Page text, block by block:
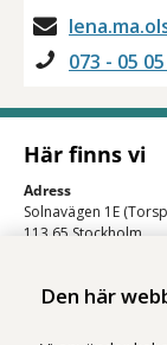
Den här
073 - 05
Här finns vi
Adress
Solnavägen 1E
113 65 Stockholm